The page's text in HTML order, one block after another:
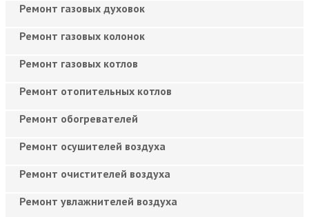
Ремонт газовых духовок
Ремонт газовых колонок
Ремонт газовых котлов
Ремонт отопительных котлов
Ремонт обогревателей
Ремонт осушителей воздуха
Ремонт очистителей воздуха
Ремонт увлажнителей воздуха